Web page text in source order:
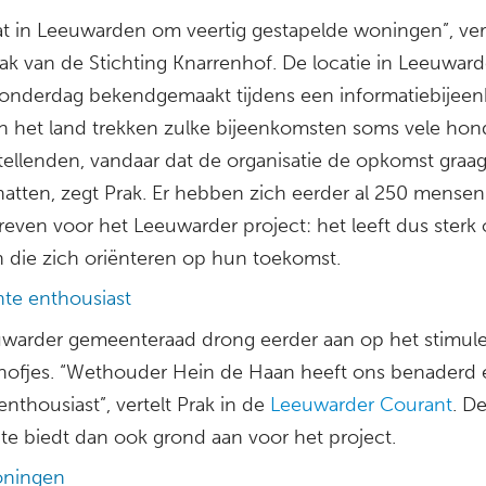
in Leeuwarden om veertig gestapelde woningen”,
van de Stichting Knarrenhof. De locatie in
bekendgemaakt tijdens een
het land trekken zulke bijeenkomsten soms vele
vandaar dat de organisatie de opkomst
zegt Prak. Er hebben zich eerder al 250 mensen
voor het Leeuwarder project: het leeft dus sterk
die zich oriënteren op hun toekomst.
enthousiast
gemeenteraad drong eerder aan op het
“Wethouder Hein de Haan heeft ons benaderd
vertelt Prak in de Leeuwarder Courant. De
biedt dan ook grond aan voor het project.